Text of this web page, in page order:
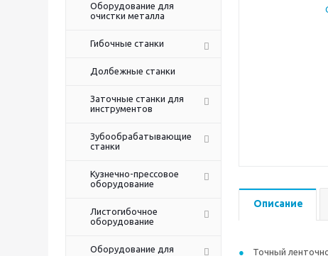
Оборудование для
очистки металла
Гибочные станки
Долбежные станки
Заточные станки для
инструментов
Зубообрабатывающие
станки
Кузнечно-прессовое
оборудование
Листогибочное
оборудование
Оборудование для
Описание
Точный